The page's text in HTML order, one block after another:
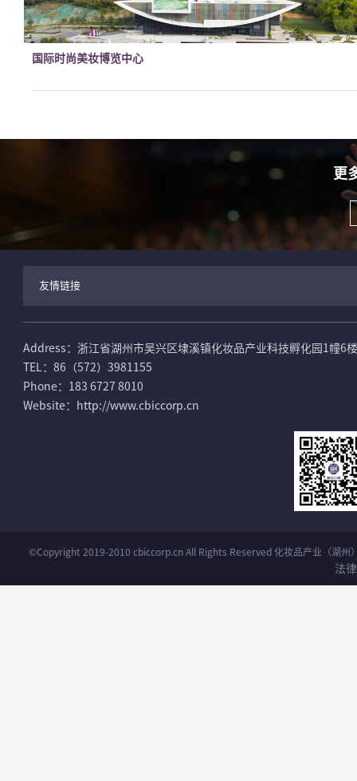
国际时尚美妆博览中心
更
友情链接
Address：浙江省湖州市吴兴区埭溪镇化妆品产业科技孵化园1幢6
TEL：86（572）3981155
Phone：183 6727 8010
Website：http://www.cbiccorp.cn
©Copyright 2019-2010 cbiccorp.cn All Rights Reserved 化妆品产业（湖州
法